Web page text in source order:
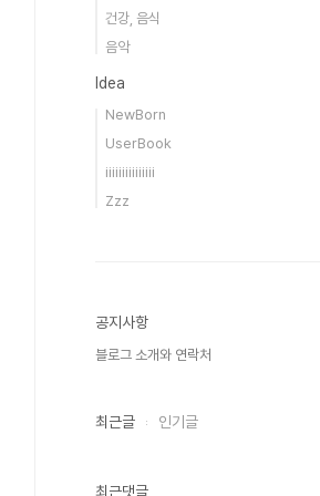
건강, 음식
음악
Idea
NewBorn
UserBook
iiiiiiiiiiiiiii
Zzz
공지사항
블로그 소개와 연락처
최근글 인기글
최근댓글